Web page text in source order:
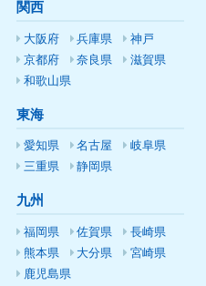
関西
大阪府 兵庫県
神戸
京都府
奈良県
滋賀県
和歌山県
東海
愛知県 名古屋
岐阜県
三重県
静岡県
九州
福岡県 佐賀県
長崎県
熊本県
大分県
宮崎県
鹿児島県